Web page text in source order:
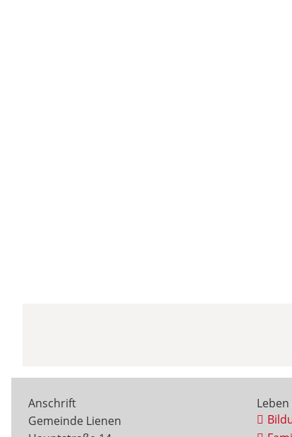
Anschrift
Gemeinde Lienen